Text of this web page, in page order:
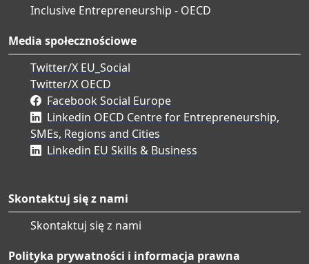
Inclusive Entrepreneurship - OECD
Media społecznościowe
Twitter/X EU_Social
Twitter/X OECD
Facebook Social Europe
Linkedin OECD Centre for Entrepreneurship,
SMEs, Regions and Cities
Linkedin EU Skills & Business
Skontaktuj się z nami
Skontaktuj się z nami
Polityka prywatności i informacja prawna